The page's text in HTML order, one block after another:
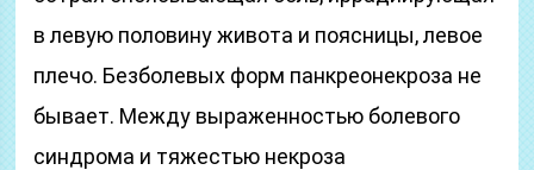
в левую половину живота и поясницы, левое
плечо. Безболевых форм панкреонекроза не
бывает. Между выраженностью болевого
синдрома и тяжестью некроза